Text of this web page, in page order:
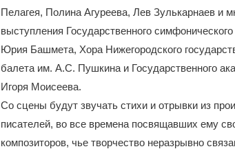
Пелагея, Полина Агуреева, Лев Зулькарнаев и
выступления Государственного
Юрия Башмета, Хора Нижегородского
балета им. А.С. Пушкина и Государственного
Игоря Моисеева.
Со сцены будут звучать стихи и отрывки из
писателей, во все времена посвящавших ему
композиторов, чье творчество неразрывно